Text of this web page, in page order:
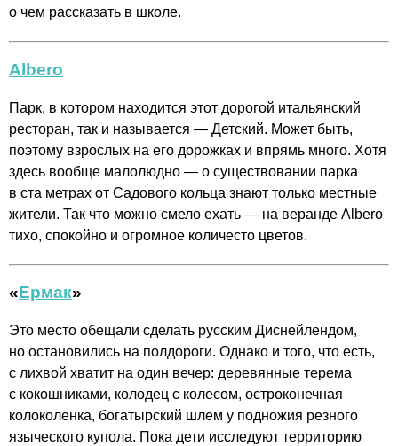
о чем рассказать в школе.
Albero
Парк, в котором находится этот дорогой итальянский
ресторан, так и называется — Детский. Может быть,
поэтому взрослых на его дорожках и впрямь много. Хотя
здесь вообще малолюдно — о существовании парка
в ста метрах от Садового кольца знают только местные
жители. Так что можно смело ехать — на веранде Albero
тихо, спокойно и огромное количесто цветов.
«Ермак»
Это место обещали сделать русским Диснейлендом,
но остановились на полдороги. Однако и того, что есть,
с лихвой хватит на один вечер: деревянные терема
с кокошниками, колодец с колесом, остроконечная
колоколенка, богатырский шлем у подножия резного
языческого купола. Пока дети исследуют территорию